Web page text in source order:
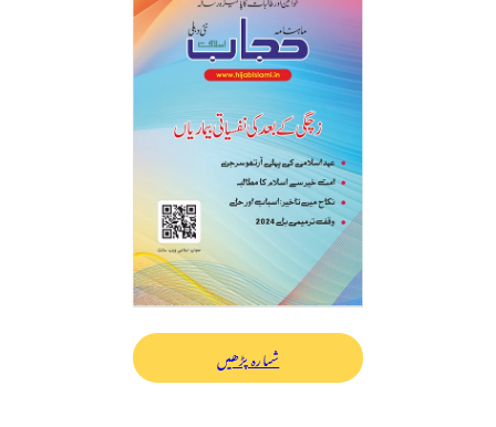
شمارہ پڑھیں